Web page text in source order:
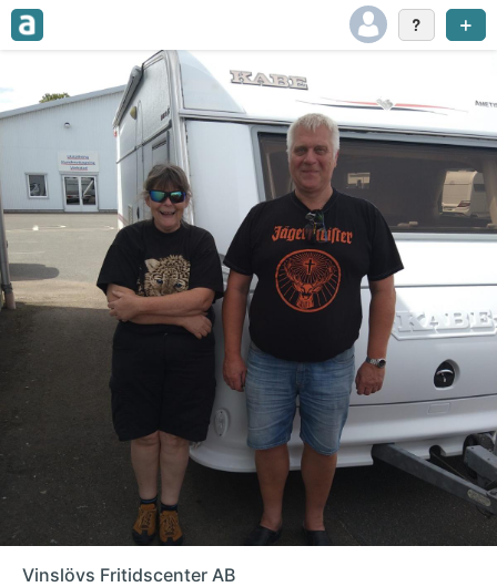
Vinslövs Fritidscenter AB